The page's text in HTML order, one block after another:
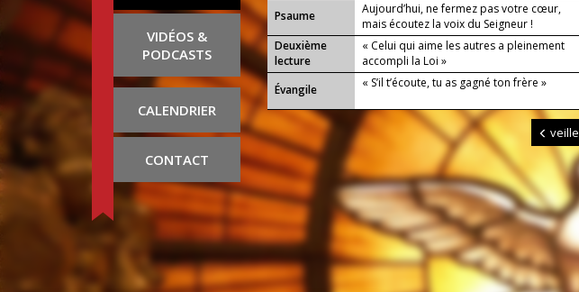
VIDÉOS &
PODCASTS
CALENDRIER
CONTACT
Psaume
Aujourd’hui, ne fermez pas votre cœur,
mais écoutez la voix du Seigneur !
Deuxième
lecture
« Celui qui aime les autres a pleinement
accompli la Loi »
Évangile « S’il t’écoute, tu as gagné ton frère »
veille